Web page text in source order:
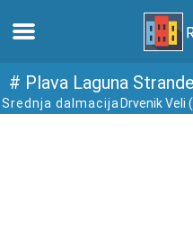
Hem
# Plava Laguna
Srednja dalmacija Drvenik Veli